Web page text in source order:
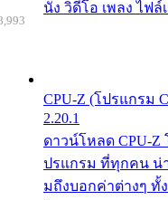
นัง วิดีโอ เพลง ไฟล์
CPU-Z (โปรแกรม
2.20.1
ดาวน์โหลด CPU-Z
ปรแกรม ที่ทุกคน น่า
มถึงบอกค่าต่างๆ ทั้